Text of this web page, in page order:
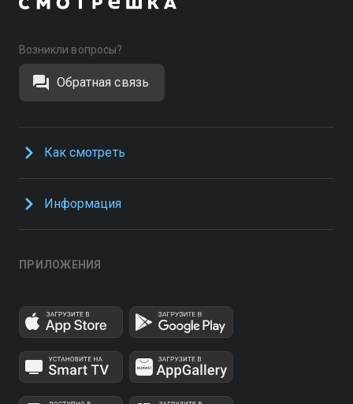
Возникли вопросы?
Обратная связь
Как смотреть
Информация
ПРИЛОЖЕНИЯ